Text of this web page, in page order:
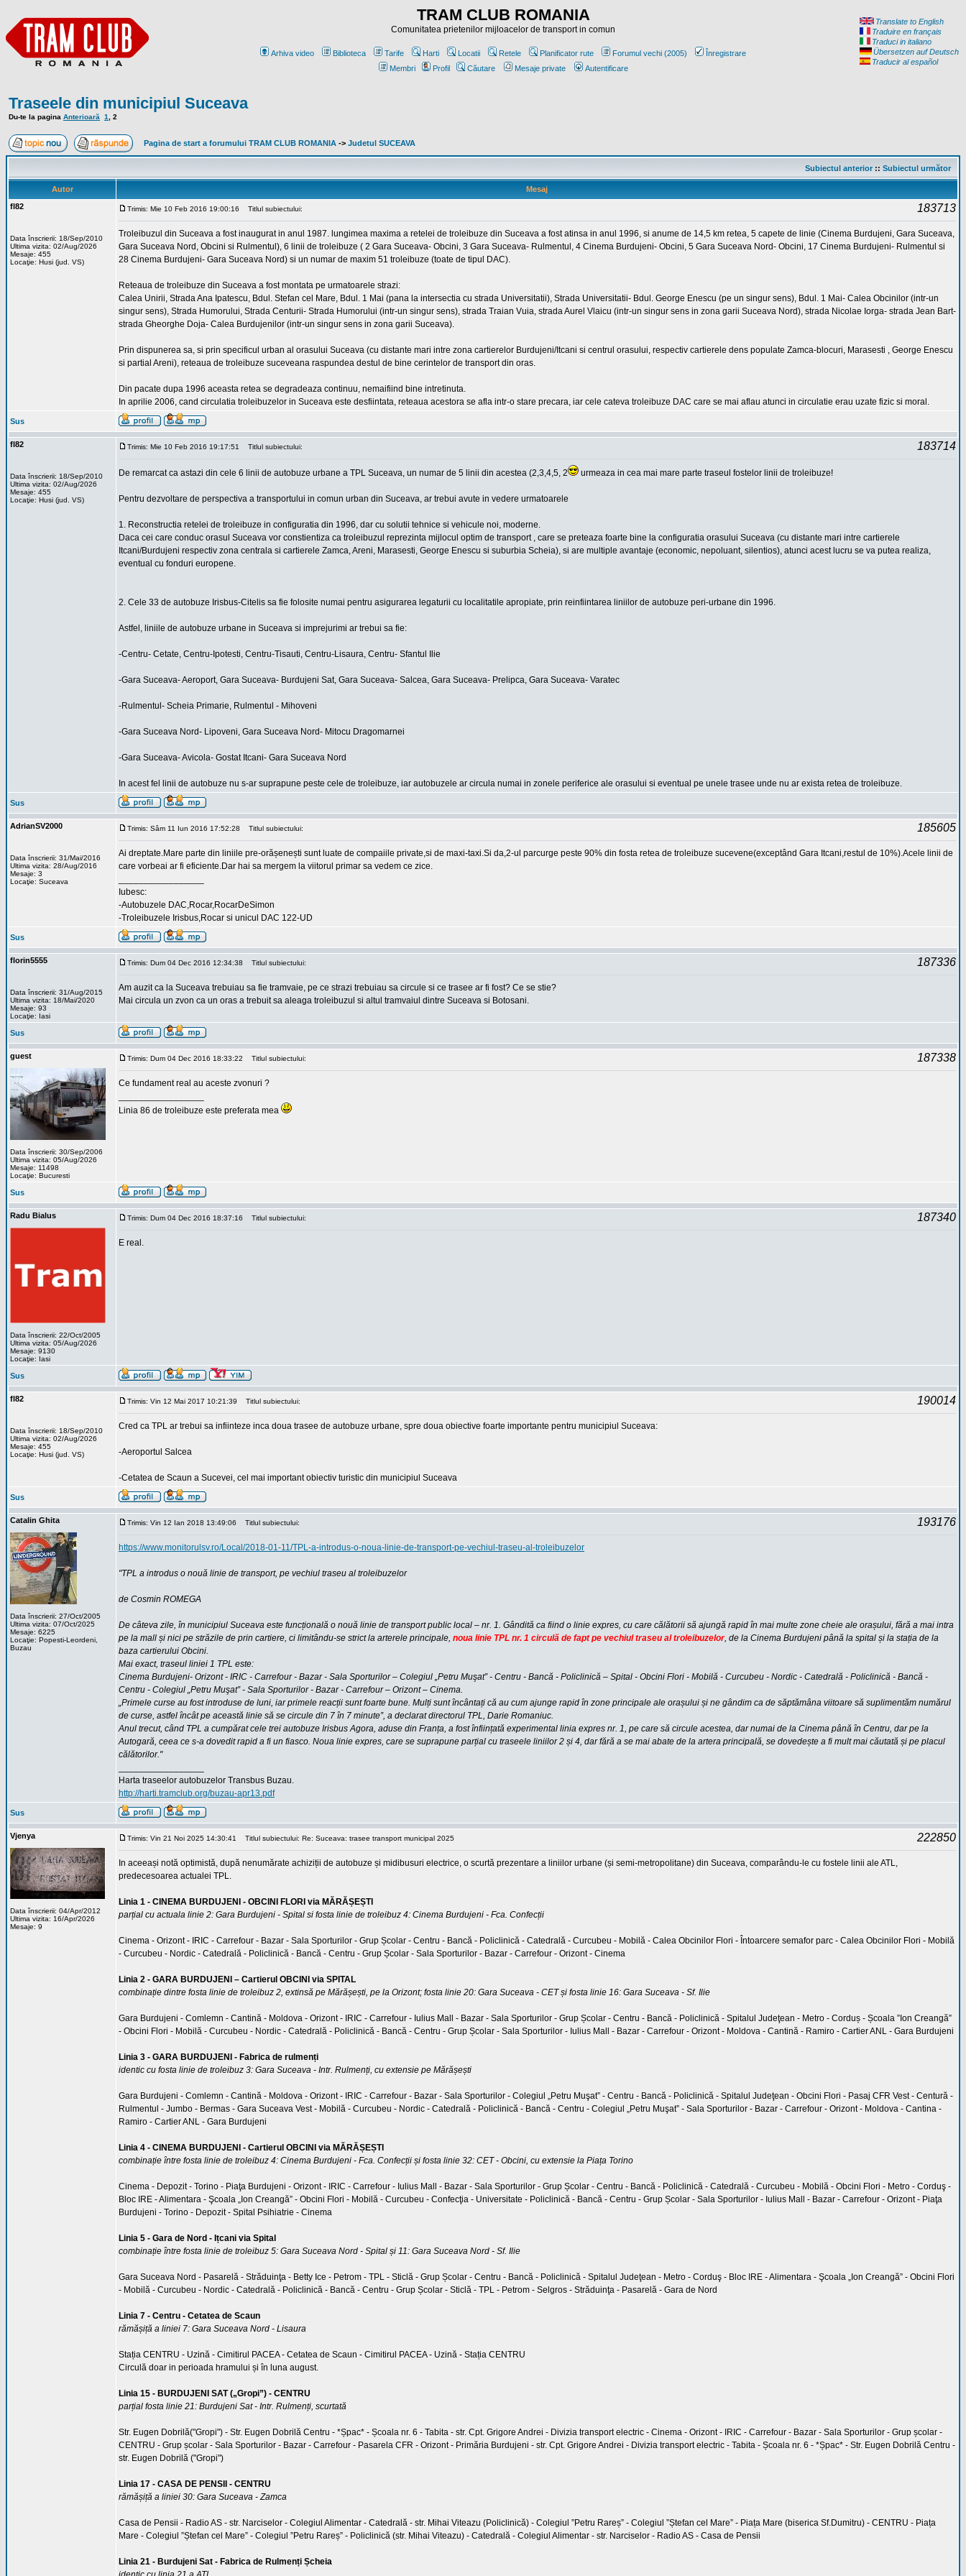
TRAM CLUB ROMANIA
Comunitatea prietenilor mijloacelor de transport in comun
Arhiva video Biblioteca Tarife Harti Locatii Retele Planificator rute Forumul vechi (2005)
Înregistrare
Membri
Profil Căutare Mesaje private Autentificare
Translate to English
Traduire en français
Traduci in italiano
Übersetzen auf Deutsch
Traducir al español
Traseele din municipiul Suceava
Du-te la pagina Anterioară 1 2
Pagina de start a forumului TRAM CLUB ROMANIA -> Judetul SUCEAVA
Subiectul anterior:: Subiectul următor
Autor
Mesaj
fl82
Data înscrierii: 18/Sep/2010
Ultima vizita: 02/Aug/2026
Mesaje: 455
Locaţie: Husi (jud. VS)
Trimis: Mie 10 Feb 2016 19:00:16 Titlul subiectului: 183713
Troleibuzul din Suceava a fost inaugurat in anul 1987. lungimea maxima a retelei de troleibuze din Suceava a fost atinsa in anul 1996, si anume de 14,5 km retea, 5 capete de linie (Cinema Burdujeni, Gara Suceava,
Gara Suceava Nord, Obcini si Rulmentul), 6 linii de troleibuze ( 2 Gara Suceava- Obcini, 3 Gara Suceava- Rulmentul, 4 Cinema Burdujeni- Obcini, 5 Gara Suceava Nord- Obcini, 17 Cinema Burdujeni- Rulmentul si
28 Cinema Burdujeni- Gara Suceava Nord) si un numar de maxim 51 troleibuze (toate de tipul DAC).
Reteaua de troleibuze din Suceava a fost montata pe urmatoarele strazi:
Calea Unirii, Strada Ana Ipatescu, Bdul. Stefan cel Mare, Bdul. 1 Mai (pana la intersectia cu strada Universitatii), Strada Universitatii- Bdul. George Enescu (pe un singur sens), Bdul. 1 Mai- Calea Obcinilor (intr-un
singur sens), Strada Humorului, Strada Centurii- Strada Humorului (intr-un singur sens), strada Traian Vuia, strada Aurel Vlaicu (intr-un singur sens in zona garii Suceava Nord), strada Nicolae Iorga- strada Jean Bart-
strada Gheorghe Doja- Calea Burdujenilor (intr-un singur sens in zona garii Suceava).
Prin dispunerea sa, si prin specificul urban al orasului Suceava (cu distante mari intre zona cartierelor Burdujeni/Itcani si centrul orasului, respectiv cartierele dens populate Zamca-blocuri, Marasesti , George Enescu
si partial Areni), reteaua de troleibuze suceveana raspundea destul de bine cerintelor de transport din oras.
Din pacate dupa 1996 aceasta retea se degradeaza continuu, nemaifiind bine intretinuta.
In aprilie 2006, cand circulatia troleibuzelor in Suceava este desfiintata, reteaua acestora se afla intr-o stare precara, iar cele cateva troleibuze DAC care se mai aflau atunci in circulatie erau uzate fizic si moral.
Sus
fl82
Data înscrierii: 18/Sep/2010
Ultima vizita: 02/Aug/2026
Mesaje: 455
Locaţie: Husi (jud. VS)
Trimis: Mie 10 Feb 2016 19:17:51 Titlul subiectului: 183714
De remarcat ca astazi din cele 6 linii de autobuze urbane a TPL Suceava, un numar de 5 linii din acestea (2,3,4,5, 2 urmeaza in cea mai mare parte traseul fostelor linii de troleibuze!
Pentru dezvoltare de perspectiva a transportului in comun urban din Suceava, ar trebui avute in vedere urmatoarele
1. Reconstructia retelei de troleibuze in configuratia din 1996, dar cu solutii tehnice si vehicule noi, moderne.
Daca cei care conduc orasul Suceava vor constientiza ca troleibuzul reprezinta mijlocul optim de transport , care se preteaza foarte bine la configuratia orasului Suceava (cu distante mari intre cartierele
Itcani/Burdujeni respectiv zona centrala si cartierele Zamca, Areni, Marasesti, George Enescu si suburbia Scheia), si are multiple avantaje (economic, nepoluant, silentios), atunci acest lucru se va putea realiza,
eventual cu fonduri europene.
2. Cele 33 de autobuze Irisbus-Citelis sa fie folosite numai pentru asigurarea legaturii cu localitatile apropiate, prin reinfiintarea liniilor de autobuze peri-urbane din 1996.
Astfel, liniile de autobuze urbane in Suceava si imprejurimi ar trebui sa fie:
-Centru- Cetate, Centru-Ipotesti, Centru-Tisauti, Centru-Lisaura, Centru- Sfantul Ilie
-Gara Suceava- Aeroport, Gara Suceava- Burdujeni Sat, Gara Suceava- Salcea, Gara Suceava- Prelipca, Gara Suceava- Varatec
-Rulmentul- Scheia Primarie, Rulmentul - Mihoveni
-Gara Suceava Nord- Lipoveni, Gara Suceava Nord- Mitocu Dragomarnei
-Gara Suceava- Avicola- Gostat Itcani- Gara Suceava Nord
In acest fel linii de autobuze nu s-ar suprapune peste cele de troleibuze, iar autobuzele ar circula numai in zonele periferice ale orasului si eventual pe unele trasee unde nu ar exista retea de troleibuze.
Sus
AdrianSV2000
Data înscrierii: 31/Mai/2016
Ultima vizita: 28/Aug/2016
Mesaje: 3
Locaţie: Suceava
Trimis: Sâm 11 Iun 2016 17:52:28 Titlul subiectului: 185605
Ai dreptate.Mare parte din liniile pre-orășenești sunt luate de compaiile private,si de maxi-taxi.Si da,2-ul parcurge peste 90% din fosta retea de troleibuze sucevene(exceptând Gara Itcani,restul de 10%).Acele linii de
care vorbeai ar fi eficiente.Dar hai sa mergem la viitorul primar sa vedem ce zice.
Iubesc:
-Autobuzele DAC,Rocar,RocarDeSimon
-Troleibuzele Irisbus,Rocar si unicul DAC 122-UD
Sus
florin5555
Data înscrierii: 31/Aug/2015
Ultima vizita: 18/Mai/2020
Mesaje: 93
Locaţie: Iasi
Trimis: Dum 04 Dec 2016 12:34:38 Titlul subiectului: 187336
Am auzit ca la Suceava trebuiau sa fie tramvaie, pe ce strazi trebuiau sa circule si ce trasee ar fi fost? Ce se stie?
Mai circula un zvon ca un oras a trebuit sa aleaga troleibuzul si altul tramvaiul dintre Suceava si Botosani.
Sus
guest
Data înscrierii: 30/Sep/2006
Ultima vizita: 05/Aug/2026
Mesaje: 11498
Locaţie: Bucuresti
Trimis: Dum 04 Dec 2016 18:33:22 Titlul subiectului: 187338
Ce fundament real au aceste zvonuri ?
Linia 86 de troleibuze este preferata mea
Sus
Radu Bialus
Data înscrierii: 22/Oct/2005
Ultima vizita: 05/Aug/2026
Mesaje: 9130
Locaţie: Iasi
Trimis: Dum 04 Dec 2016 18:37:16 Titlul subiectului: 187340
E real.
Sus
fl82
Data înscrierii: 18/Sep/2010
Ultima vizita: 02/Aug/2026
Mesaje: 455
Locaţie: Husi (jud. VS)
Trimis: Vin 12 Mai 2017 10:21:39 Titlul subiectului: 190014
Cred ca TPL ar trebui sa infiinteze inca doua trasee de autobuze urbane, spre doua obiective foarte importante pentru municipiul Suceava:
-Aeroportul Salcea
-Cetatea de Scaun a Sucevei, cel mai important obiectiv turistic din municipiul Suceava
Sus
Catalin Ghita
Data înscrierii: 27/Oct/2005
Ultima vizita: 07/Oct/2025
Mesaje: 6225
Locaţie: Popesti-Leordeni,
Buzau
Trimis: Vin 12 Ian 2018 13:49:06 Titlul subiectului: 193176
https://www.monitorulsv.ro/Local/2018-01-11/TPL-a-introdus-o-noua-linie-de-transport-pe-vechiul-traseu-al-troleibuzelor
"TPL a introdus o nouă linie de transport, pe vechiul traseu al troleibuzelor
de Cosmin ROMEGA
De câteva zile, în municipiul Suceava este funcțională o nouă linie de transport public local – nr. 1. Gândită ca fiind o linie expres, cu care călătorii să ajungă rapid în mai multe zone cheie ale orașului, fără a mai intra
pe la mall și nici pe străzile de prin cartiere, ci limitându-se strict la arterele principale, noua linie TPL nr. 1 circulă de fapt pe vechiul traseu al troleibuzelor, de la Cinema Burdujeni până la spital și la stația de la
baza cartierului Obcini.
Mai exact, traseul liniei 1 TPL este:
Cinema Burdujeni- Orizont - IRIC - Carrefour - Bazar - Sala Sporturilor – Colegiul „Petru Muşat” - Centru - Bancă - Policlinică – Spital - Obcini Flori - Mobilă - Curcubeu - Nordic - Catedrală - Policlinică - Bancă -
Centru - Colegiul „Petru Muşat” - Sala Sporturilor - Bazar - Carrefour – Orizont – Cinema.
„Primele curse au fost introduse de luni, iar primele reacții sunt foarte bune. Mulți sunt încântați că au cum ajunge rapid în zone principale ale orașului și ne gândim ca de săptămâna viitoare să suplimentăm numărul
de curse, astfel încât pe această linie să se circule din 7 în 7 minute”, a declarat directorul TPL, Darie Romaniuc.
Anul trecut, când TPL a cumpărat cele trei autobuze Irisbus Agora, aduse din Franța, a fost înființată experimental linia expres nr. 1, pe care să circule acestea, dar numai de la Cinema până în Centru, dar pe la
Autogară, ceea ce s-a dovedit rapid a fi un fiasco. Noua linie expres, care se suprapune parțial cu traseele liniilor 2 și 4, dar fără a se mai abate de la artera principală, se dovedește a fi mult mai căutată și pe placul
călătorilor."
Harta traseelor autobuzelor Transbus Buzau.
http://harti.tramclub.org/buzau-apr13.pdf
Sus
Vjenya
Data înscrierii: 04/Apr/2012
Ultima vizita: 16/Apr/2026
Mesaje: 9
Trimis: Vin 21 Noi 2025 14:30:41 Titlul subiectului: Re: Suceava: trasee transport municipal 2025 222850
In aceeași notă optimistă, după nenumărate achiziții de autobuze și midibusuri electrice, o scurtă prezentare a liniilor urbane (și semi-metropolitane) din Suceava, comparându-le cu fostele linii ale ATL,
predecesoarea actualei TPL.
Linia 1 - CINEMA BURDUJENI - OBCINI FLORI via MĂRĂȘEȘTI
parțial cu actuala linie 2: Gara Burdujeni - Spital si fosta linie de troleibuz 4: Cinema Burdujeni - Fca. Confecții
Cinema - Orizont - IRIC - Carrefour - Bazar - Sala Sporturilor - Grup Școlar - Centru - Bancă - Policlinică - Catedrală - Curcubeu - Mobilă - Calea Obcinilor Flori - Întoarcere semafor parc - Calea Obcinilor Flori - Mobilă
- Curcubeu - Nordic - Catedrală - Policlinică - Bancă - Centru - Grup Școlar - Sala Sporturilor - Bazar - Carrefour - Orizont - Cinema
Linia 2 - GARA BURDUJENI – Cartierul OBCINI via SPITAL
combinație dintre fosta linie de troleibuz 2, extinsă pe Mărășești, pe la Orizont; fosta linie 20: Gara Suceava - CET și fosta linie 16: Gara Suceava - Sf. Ilie
Gara Burdujeni - Comlemn - Cantină - Moldova - Orizont - IRIC - Carrefour - Iulius Mall - Bazar - Sala Sporturilor - Grup Școlar - Centru - Bancă - Policlinică - Spitalul Judeţean - Metro - Corduș - Școala ”Ion Creangă”
- Obcini Flori - Mobilă - Curcubeu - Nordic - Catedrală - Policlinică - Bancă - Centru - Grup Școlar - Sala Sporturilor - Iulius Mall - Bazar - Carrefour - Orizont - Moldova - Cantină - Ramiro - Cartier ANL - Gara Burdujeni
Linia 3 - GARA BURDUJENI - Fabrica de rulmenți
identic cu fosta linie de troleibuz 3: Gara Suceava - Intr. Rulmenți, cu extensie pe Mărășești
Gara Burdujeni - Comlemn - Cantină - Moldova - Orizont - IRIC - Carrefour - Bazar - Sala Sporturilor - Colegiul „Petru Muşat” - Centru - Bancă - Policlinică - Spitalul Judeţean - Obcini Flori - Pasaj CFR Vest - Centură -
Rulmentul - Jumbo - Bermas - Gara Suceava Vest - Mobilă - Curcubeu - Nordic - Catedrală - Policlinică - Bancă - Centru - Colegiul „Petru Muşat” - Sala Sporturilor - Bazar - Carrefour - Orizont - Moldova - Cantina -
Ramiro - Cartier ANL - Gara Burdujeni
Linia 4 - CINEMA BURDUJENI - Cartierul OBCINI via MĂRĂȘEȘTI
combinație între fosta linie de troleibuz 4: Cinema Burdujeni - Fca. Confecții și fosta linie 32: CET - Obcini, cu extensie la Piața Torino
Cinema - Depozit - Torino - Piaţa Burdujeni - Orizont - IRIC - Carrefour - Iulius Mall - Bazar - Sala Sporturilor - Grup Școlar - Centru - Bancă - Policlinică - Catedrală - Curcubeu - Mobilă - Obcini Flori - Metro - Corduş -
Bloc IRE - Alimentara - Şcoala „Ion Creangă” - Obcini Flori - Mobilă - Curcubeu - Confecţia - Universitate - Policlinică - Bancă - Centru - Grup Școlar - Sala Sporturilor - Iulius Mall - Bazar - Carrefour - Orizont - Piaţa
Burdujeni - Torino - Depozit - Spital Psihiatrie - Cinema
Linia 5 - Gara de Nord - Ițcani via Spital
combinație între fosta linie de troleibuz 5: Gara Suceava Nord - Spital și 11: Gara Suceava Nord - Sf. Ilie
Gara Suceava Nord - Pasarelă - Străduinţa - Betty Ice - Petrom - TPL - Sticlă - Grup Școlar - Centru - Bancă - Policlinică - Spitalul Judeţean - Metro - Corduş - Bloc IRE - Alimentara - Şcoala „Ion Creangă” - Obcini Flori
- Mobilă - Curcubeu - Nordic - Catedrală - Policlinică - Bancă - Centru - Grup Școlar - Sticlă - TPL - Petrom - Selgros - Străduinţa - Pasarelă - Gara de Nord
Linia 7 - Centru - Cetatea de Scaun
rămășiță a liniei 7: Gara Suceava Nord - Lisaura
Stația CENTRU - Uzină - Cimitirul PACEA - Cetatea de Scaun - Cimitirul PACEA - Uzină - Stația CENTRU
Circulă doar in perioada hramului și în luna august.
Linia 15 - BURDUJENI SAT („Gropi”) - CENTRU
parțial fosta linie 21: Burdujeni Sat - Intr. Rulmenți, scurtată
Str. Eugen Dobrilă("Gropi") - Str. Eugen Dobrilă Centru - *Șpac* - Școala nr. 6 - Tabita - str. Cpt. Grigore Andrei - Divizia transport electric - Cinema - Orizont - IRIC - Carrefour - Bazar - Sala Sporturilor - Grup școlar -
CENTRU - Grup școlar - Sala Sporturilor - Bazar - Carrefour - Pasarela CFR - Orizont - Primăria Burdujeni - str. Cpt. Grigore Andrei - Divizia transport electric - Tabita - Școala nr. 6 - *Șpac* - Str. Eugen Dobrilă Centru -
str. Eugen Dobrilă ("Gropi")
Linia 17 - CASA DE PENSII - CENTRU
rămășiță a liniei 30: Gara Suceava - Zamca
Casa de Pensii - Radio AS - str. Narciselor - Colegiul Alimentar - Catedrală - str. Mihai Viteazu (Policlinică) - Colegiul ”Petru Rareș” - Colegiul ”Ștefan cel Mare” - Piața Mare (biserica Sf.Dumitru) - CENTRU - Piața
Mare - Colegiul ”Ștefan cel Mare” - Colegiul ”Petru Rareș” - Policlinică (str. Mihai Viteazu) - Catedrală - Colegiul Alimentar - str. Narciselor - Radio AS - Casa de Pensii
Linia 21 - Burdujeni Sat - Fabrica de Rulmenți Șcheia